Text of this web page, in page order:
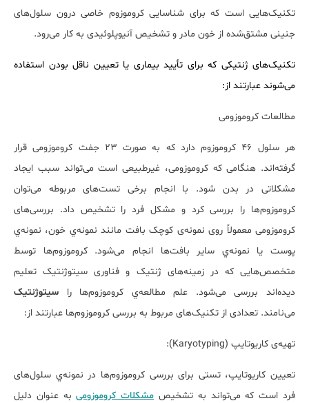
تکنیک‌هایی است که برای شناسایی کروموزوم خاصی درون سلول‌های
جنینی مشتق‌شده از خون مادر و تشخیص آنیوپلوئیدی به کار می‌رود.
تکنیک‌های ژنتیکی که برای تأیید بیماری یا تعیین ناقل بودن استفاده
می‌شوند عبارتند از:
مطالعات کروموزومی
هر سلول 46 کروموزوم دارد که به صورت 23 جفت کروموزومی قرار
گرفته‌اند. هنگامی که کروموزومی، غیرطبیعی است می‌تواند سبب ایجاد
مشکلاتی در بدن شود. با انجام برخی تست‌های مربوطه می‌توان
کروموزوم‌ها را بررسی کرد و مشکل فرد را تشخیص داد. بررسی‌های
کروموزومی معمولاً روی نمونه‌ی کوچک بافت مانند نمونه‌ي خون، نمونه‌ي
پوست یا نمونه‌ي سایر بافت‌ها انجام می‌شود. کروموزوم‌ها توسط
متخصص‌هایی که در زمینه‌های ژنتیک و فناوری سیتوژنتیک تعلیم
دیده‌اند بررسی می‌شود. علم مطالعه‌ي کروموزوم‌ها را سیتوژنتیک
می‌نامند. تعدادی از تکنیک‌های مربوط به بررسی کروموزوم‌ها عبارتند از:
تهیه‌ی کاریوتایپ (Karyotyping
)
:
تعیین کاریوتایپ، تستی برای بررسی کروموزوم‌ها در نمونه‌ي سلول‌های
فرد است که می‌تواند به تشخیص مشکلات کروموزومیبه عنوان دلیل